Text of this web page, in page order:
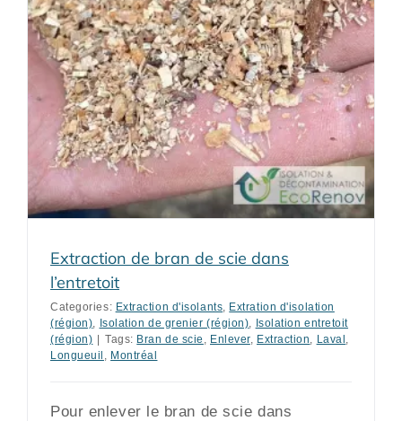
Extraction de bran de scie dans
l’entretoit
Categories: Extraction d'isolants, Extration d'isolation
(région), Isolation de grenier (région), Isolation entretoit
(région)
Tags: Bran de scie , Enlever, Extraction, Laval ,
Longueuil , Montréal
Pour enlever le bran de scie dans